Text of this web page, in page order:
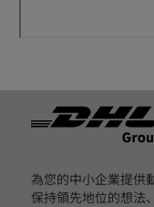
為您的中小企業提供
保持領先地位的想法